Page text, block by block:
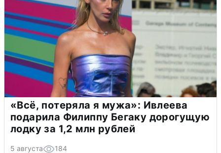
«Всё, потеряла я мужа»: Ивлеева
подарила Филиппу Бегаку дорогущую
лодку за 1,2 млн рублей
5 августа 184